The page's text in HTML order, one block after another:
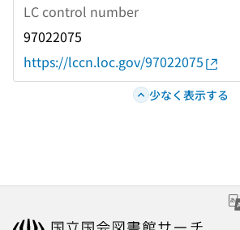
LC control number
97022075
https://lccn.loc.gov/97022075
少なく表示する